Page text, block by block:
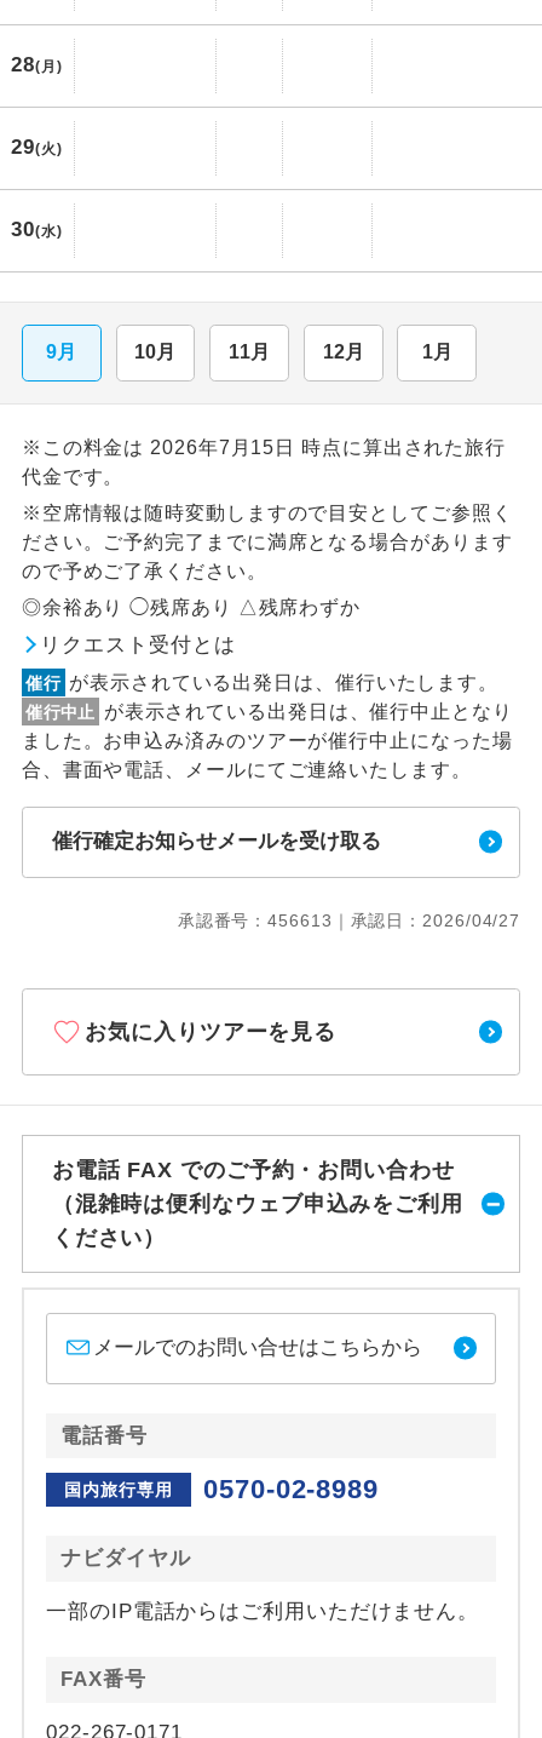
28(月)
29(火)
30(水)
9月 10月 11月 12月 1月
※この料金は 2026年7月15日 時点に算出された旅行
代金です。
※空席情報は随時変動しますので目安としてご参照く
ださい。ご予約完了までに満席となる場合があります
ので予めご了承ください。
◎余裕あり ◯残席あり △残席わずか
リクエスト受付とは
催行 が表示されている出発日は、催行いたします。
催行中止
が表示されている出発日は、催行中止となり
ました。お申込み済みのツアーが催行中止になった場
合、書面や電話、メールにてご連絡いたします。
催行確定お知らせメールを受け取る
承認番号：456613｜承認日：2026/04/27
お気に入りツアーを見る
お電話 FAX でのご予約・お問い合わせ
（混雑時は便利なウェブ申込みをご利用
ください）
メールでのお問い合せはこちらから
電話番号
国内旅行専用 0570-02-8989
ナビダイヤル
一部のIP電話からはご利用いただけません。
FAX番号
022-267-0171